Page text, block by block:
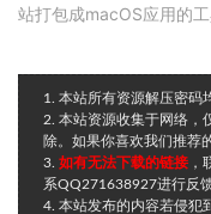
站打包成macOS应用的
1. 本站所有资源解压密码
2. 本站资源收集于网络，
除。如果你喜欢我们推荐
3. 如有无法下载的链接 ，
系QQ271638927进行反
4. 本站发布的内容若侵犯